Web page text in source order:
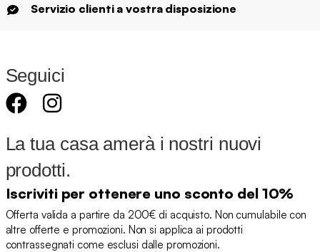
Servizio clienti a vostra disposizione
Seguici
La tua casa amerà i nostri nuovi
prodotti.
Iscriviti per ottenere uno sconto del 10%
Offerta valida a partire da 200€ di acquisto. Non cumulabile con
altre offerte e promozioni. Non si applica ai prodotti
contrassegnati come esclusi dalle promozioni.